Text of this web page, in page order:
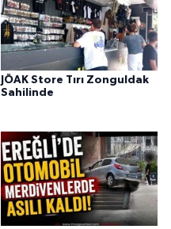
JÖAK Store Tırı Zonguldak
Sahilinde